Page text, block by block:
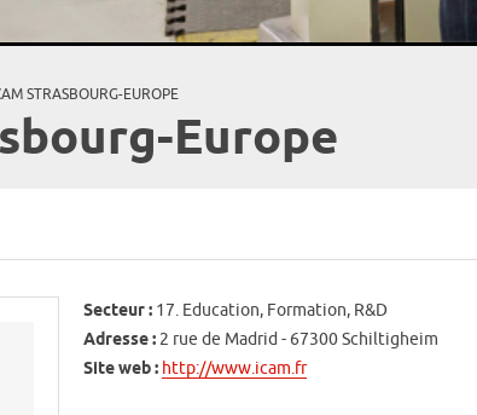
STRASBOURG-EUROPE
Europe
Secteur : 17. Education, Formation, R&D
Adresse : 2 rue de Madrid - 67300 Schiltigheim
Site web : http://www.icam.fr